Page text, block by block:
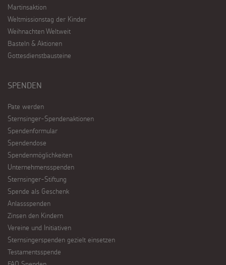
Martinsaktion
Weltmissionstag der Kinder
Weihnachten Weltweit
Basteln & Aktionen
Gottesdienstbausteine
SPENDEN
Pate werden
Sternsinger-Spendenaktionen
Spendenformular
Spendendose
Spendenmöglichkeiten
Unternehmensspenden
Sternsinger-Stiftung
Spende als Geschenk
Anlassspenden
Zinsen den Kindern
Vereine und Initiativen
Sternsingerspenden gezielt einsetzen
Testamentsspende